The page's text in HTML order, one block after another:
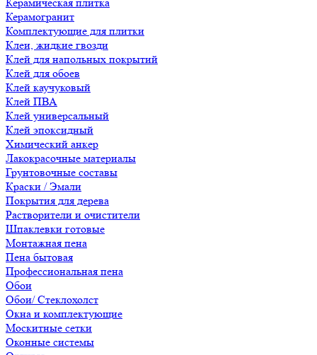
Керамогранит
Комплектующие для плитки
Клеи, жидкие гвозди
Клей для напольных покрытий
Клей для обоев
Клей каучуковый
Клей ПВА
Клей универсальный
Клей эпоксидный
Химический анкер
Лакокрасочные материалы
Грунтовочные составы
Краски / Эмали
Покрытия для дерева
Растворители и очистители
Шпаклевки готовые
Монтажная пена
Пена бытовая
Профессиональная пена
Обои
Обои/ Стеклохолст
Окна и комплектующие
Москитные сетки
Оконные системы